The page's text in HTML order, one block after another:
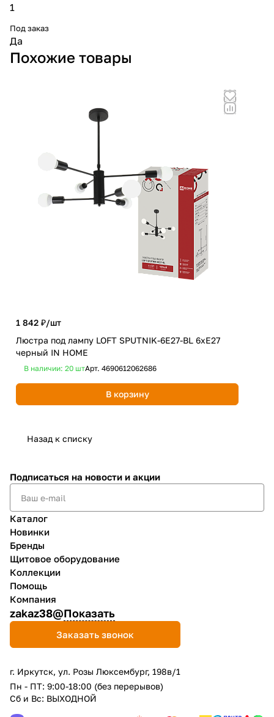
1
Под заказ
Да
Похожие товары
1 842 ₽/шт
Люстра под лампу LOFT SPUTNIK-6E27-BL 6хЕ27
черный IN HOME
В наличии: 20 штАрт. 4690612062686
В корзину
Назад к списку
Подписаться на новости и акции
Каталог
Новинки
Бренды
Щитовое оборудование
Коллекции
Помощь
Компания
zakaz38@Показать
Заказать звонок
г. Иркутск, ул. Розы Люксембург, 198в/1
Пн - ПТ: 9:00-18:00 (без перерывов)
Сб и Вс: ВЫХОДНОЙ